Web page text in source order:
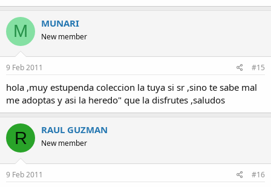
M MUNARI
New member
9 Feb 2011 #15
hola ,muy estupenda coleccion la tuya si sr ,sino te sabe mal
me adoptas y asi la heredo" que la disfrutes ,saludos
R RAUL GUZMAN
New member
9 Feb 2011 #16